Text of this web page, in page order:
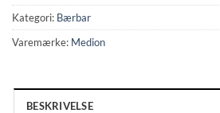
Kategori: Bærbar
Varemærke: Medion
BESKRIVELSE